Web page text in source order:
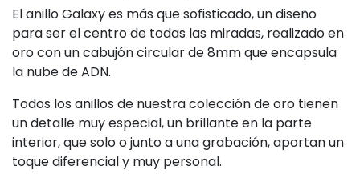
El anillo Galaxy es más que sofisticado, un diseño
para ser el centro de todas las miradas, realizado en
oro con un cabujón circular de 8mm que encapsula
la nube de ADN.
Todos los anillos de nuestra colección de oro tienen
un detalle muy especial, un brillante en la parte
interior, que solo o junto a una grabación, aportan un
toque diferencial y muy personal.